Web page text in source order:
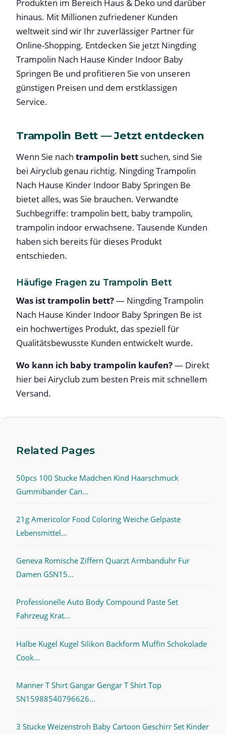
Produkten im Bereich Haus & Deko und darüber
hinaus. Mit Millionen zufriedener Kunden
weltweit sind wir Ihr zuverlässiger Partner für
Online-Shopping. Entdecken Sie jetzt Ningding
Trampolin Nach Hause Kinder Indoor Baby
Springen Be und profitieren Sie von unseren
günstigen Preisen und dem erstklassigen
Service.
Trampolin Bett — Jetzt entdecken
Wenn Sie nach trampolin bett suchen, sind Sie
bei Airyclub genau richtig. Ningding Trampolin
Nach Hause Kinder Indoor Baby Springen Be
bietet alles, was Sie brauchen. Verwandte
Suchbegriffe: trampolin bett, baby trampolin,
trampolin indoor erwachsene. Tausende Kunden
haben sich bereits für dieses Produkt
entschieden.
Häufige Fragen zu Trampolin Bett
Was ist trampolin bett?— Ningding Trampolin
Nach Hause Kinder Indoor Baby Springen Be ist
ein hochwertiges Produkt, das speziell für
Qualitätsbewusste Kunden entwickelt wurde.
Wo kann ich baby trampolin kaufen?— Direkt
hier bei Airyclub zum besten Preis mit schnellem
Versand.
Related Pages
50pcs 100 Stucke Madchen Kind Haarschmuck
Gummibander Can...
21g Americolor Food Coloring Weiche Gelpaste
Lebensmittel...
Geneva Romische Ziffern Quarzt Armbanduhr Fur
Damen GSN15...
Professionelle Auto Body Compound Paste Set
Fahrzeug Krat...
Halbe Kugel Kugel Silikon Backform Muffin Schokolade
Cook...
Manner T Shirt Gangar Gengar T Shirt Top
SN15988540796626...
3 Stucke Weizenstroh Baby Cartoon Geschirr Set Kinder